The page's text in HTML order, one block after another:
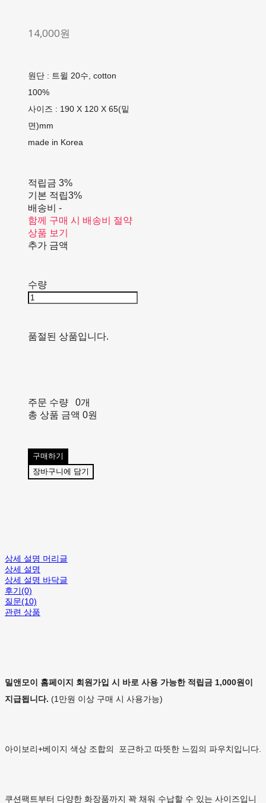
14,000원
원단 : 트윌 20수, cotton
100%
사이즈 : 190 X 120 X 65(밑
면)mm
made in Korea
적립금 3%
기본 적립3%
배송비 -
함께 구매 시 배송비 절약
상품 보기
추가 금액
수량
품절된 상품입니다.
주문 수량
0개
총 상품 금액 0원
구매하기
장바구니에 담기
상세 설명 머리글
상세 설명
상세 설명 바닥글
후기(0)
질문(10)
관련 상품
밀앤모이 홈페이지 회원가입 시 바로 사용 가능한 적립금 1,000원이
지급됩니다. (1만원 이상 구매 시 사용가능)
아이보리+베이지 색상 조합의 포근하고 따뜻한 느낌의 파우치입니다.
쿠션팩트부터 다양한 화장품까지 꽉 채워 수납할 수 있는 사이즈입니